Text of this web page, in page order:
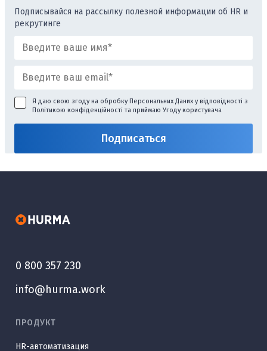
Подписывайся на рассылку полезной информации об HR и
рекрутинге
Я даю свою згоду на обробку Персональних Даних у відповідності з
Політикою конфіденційності та приймаю Угоду користувача
0 800 357 230
info@hurma.work
ПРОДУКТ
HR-автоматизация